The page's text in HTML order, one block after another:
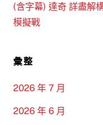
(含字幕) 達奇 詳盡解
模擬戰
彙整
2026 年 7 月
2026 年 6 月